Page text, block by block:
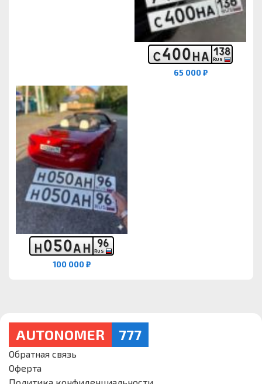
С400НА 138
RUS
65 000 ₽
Н050АН 96
RUS
100 000 ₽
AUTONOMER 777
Обратная связь
Оферта